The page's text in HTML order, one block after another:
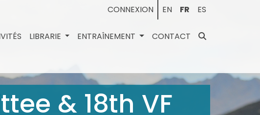
CONNEXION EN FR ES
LIBRARIE ENTRAÎNEMENT CONTACT
& 18th VF